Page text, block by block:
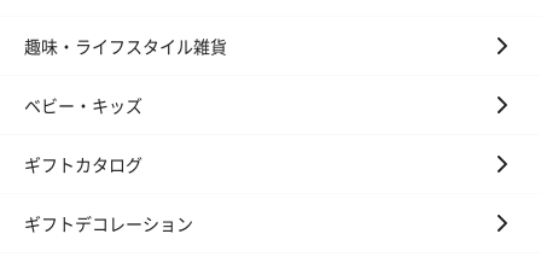
趣味・ライフスタイル雑貨
ベビー・キッズ
ギフトカタログ
ギフトデコレーション